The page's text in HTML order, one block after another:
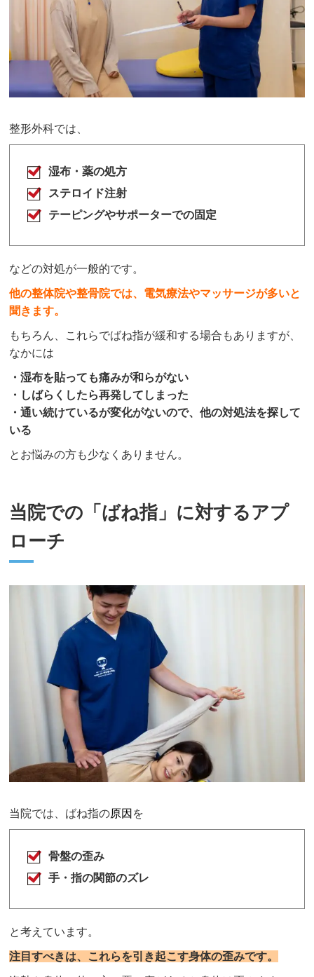
整形外科では、
湿布・薬の処方
ステロイド注射
テーピングやサポーターでの固定
などの対処が一般的です。
他の整体院や整骨院では、電気療法やマッサージが多いと
聞きます。
もちろん、これらでばね指が緩和する場合もありますが、
なかには
・湿布を貼っても痛みが和らがない
・しばらくしたら再発してしまった
・通い続けているが変化がないので、他の対処法を探して
いる
とお悩みの方も少なくありません。
当院での「ばね指」に対するアプ
ローチ
当院では、ばね指の原因 を
骨盤の歪み
手・指の関節のズレ
と考えています。
注目すべきは、これらを引き起こす身体の歪みです。